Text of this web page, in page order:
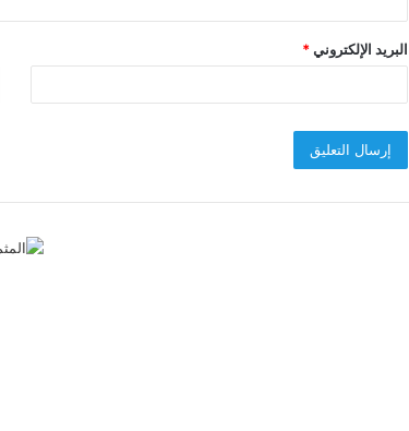
البريد الإلكتروني*